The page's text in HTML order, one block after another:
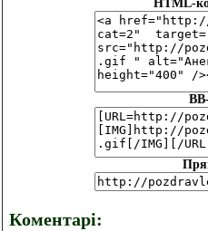
HTML-
Коментарі: